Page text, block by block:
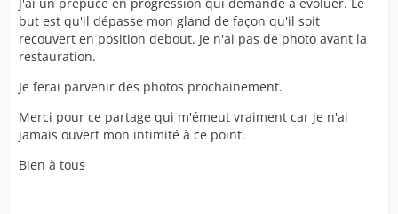
but est qu'il dépasse mon gland de façon qu'il soit
recouvert en position debout. Je n'ai pas de photo avant la
restauration.
Je ferai parvenir des photos prochainement.
Merci pour ce partage qui m'émeut vraiment car je n'ai
jamais ouvert mon intimité à ce point.
Bien à tous